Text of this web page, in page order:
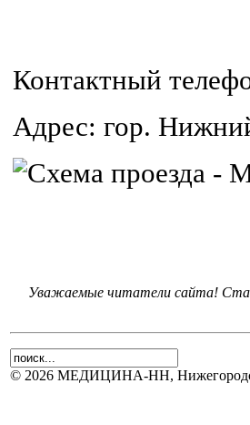
Контактный
Адрес: гор.
Уважаемые читатели сайта!
© 2026 МЕДИЦИНА-НН,